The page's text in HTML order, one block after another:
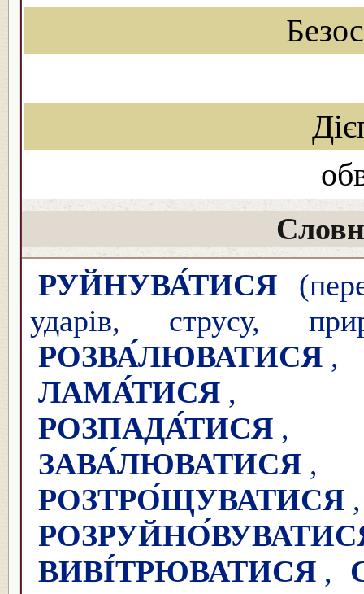
РУЙНУВА́ТИСЯ
ударів, струсу,
РОЗВА́ЛЮВАТИСЯ ,
ЛАМА́ТИСЯ
РОЗПАДА́ТИСЯ
ЗАВА́ЛЮВАТИСЯ
РОЗТРО́ЩУВАТИСЯ ,
ВИВІ́ТРЮВАТИСЯ ,